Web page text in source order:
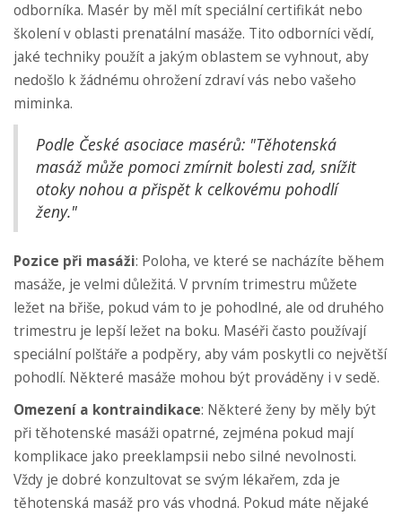
odborníka. Masér by měl mít speciální certifikát nebo
školení v oblasti prenatální masáže. Tito odborníci vědí,
jaké techniky použít a jakým oblastem se vyhnout, aby
nedošlo k žádnému ohrožení zdraví vás nebo vašeho
miminka.
Podle České asociace masérů: "Těhotenská
masáž může pomoci zmírnit bolesti zad, snížit
otoky nohou a přispět k celkovému pohodlí
ženy."
Pozice při masáži: Poloha, ve které se nacházíte během
masáže, je velmi důležitá. V prvním trimestru můžete
ležet na břiše, pokud vám to je pohodlné, ale od druhého
trimestru je lepší ležet na boku. Maséři často používají
speciální polštáře a podpěry, aby vám poskytli co největší
pohodlí. Některé masáže mohou být prováděny i v sedě.
Omezení a kontraindikace: Některé ženy by měly být
při těhotenské masáži opatrné, zejména pokud mají
komplikace jako preeklampsii nebo silné nevolnosti.
Vždy je dobré konzultovat se svým lékařem, zda je
těhotenská masáž pro vás vhodná. Pokud máte nějaké